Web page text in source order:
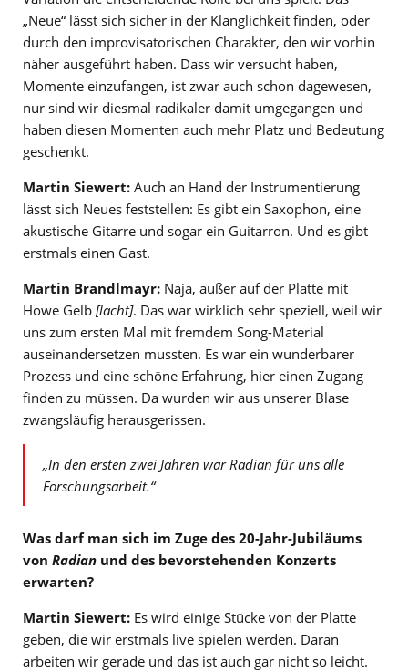
„Neue“ lässt sich sicher in der Klanglichkeit finden, oder
durch den improvisatorischen Charakter, den wir vorhin
näher ausgeführt haben. Dass wir versucht haben,
Momente einzufangen, ist zwar auch schon dagewesen,
nur sind wir diesmal radikaler damit umgegangen und
haben diesen Momenten auch mehr Platz und Bedeutung
geschenkt.
Martin Siewert: Auch an Hand der Instrumentierung
lässt sich Neues feststellen: Es gibt ein Saxophon, eine
akustische Gitarre und sogar ein Guitarron. Und es gibt
erstmals einen Gast.
Martin Brandlmayr: Naja, außer auf der Platte mit
Howe Gelb [lacht]. Das war wirklich sehr speziell, weil wir
uns zum ersten Mal mit fremdem Song-Material
auseinandersetzen mussten. Es war ein wunderbarer
Prozess und eine schöne Erfahrung, hier einen Zugang
finden zu müssen. Da wurden wir aus unserer Blase
zwangsläufig herausgerissen.
„In den ersten zwei Jahren war Radian für uns alle
Forschungsarbeit.“
Was darf man sich im Zuge des 20-Jahr-Jubiläums
von Radian und des bevorstehenden Konzerts
erwarten?
Martin Siewert: Es wird einige Stücke von der Platte
geben, die wir erstmals live spielen werden. Daran
arbeiten wir gerade und das ist auch gar nicht so leicht.